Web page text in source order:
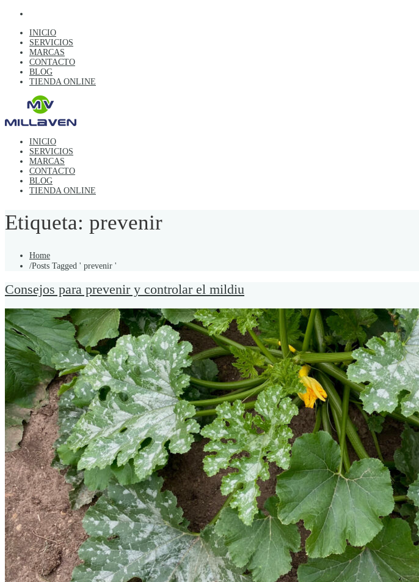
INICIO
SERVICIOS
MARCAS
CONTACTO
BLOG
TIENDA ONLINE
INICIO
SERVICIOS
MARCAS
CONTACTO
BLOG
TIENDA ONLINE
Etiqueta: prevenir
Home
/Posts Tagged ' prevenir '
Consejos para prevenir y controlar el mildiu